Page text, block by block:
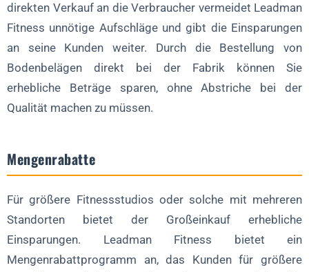
direkten Verkauf an die Verbraucher vermeidet Leadman
Fitness unnötige Aufschläge und gibt die Einsparungen
an seine Kunden weiter. Durch die Bestellung von
Bodenbelägen direkt bei der Fabrik können Sie
erhebliche Beträge sparen, ohne Abstriche bei der
Qualität machen zu müssen.
Mengenrabatte
Für größere Fitnessstudios oder solche mit mehreren
Standorten bietet der Großeinkauf erhebliche
Einsparungen. Leadman Fitness bietet ein
Mengenrabattprogramm an, das Kunden für größere